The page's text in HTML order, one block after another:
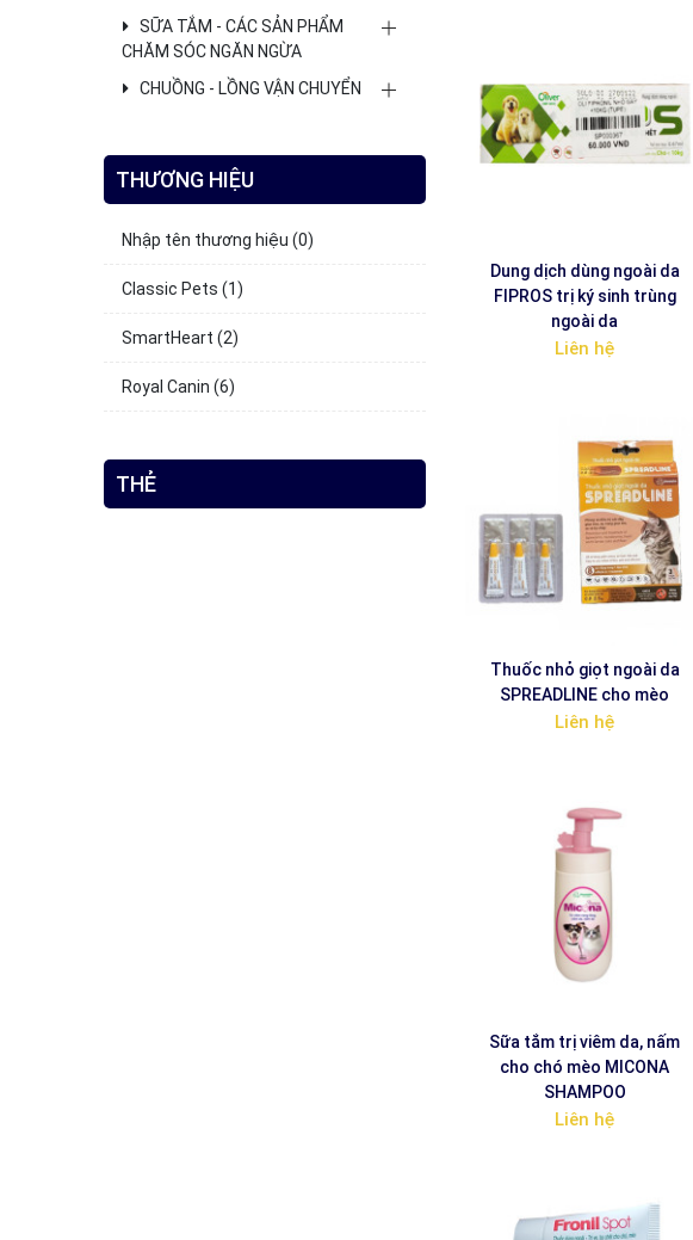
SỮA TẮM - CÁC SẢN PHẨM
CHĂM SÓC NGĂN NGỪA
CHUỒNG - LỒNG VẬN CHUYỂN
THƯƠNG HIỆU
Nhập tên thương hiệu (0)
Classic Pets (1)
SmartHeart (2)
Royal Canin (6)
THẺ
Dung dịch dùng ngoài da
FIPROS trị ký sinh trùng
ngoài da
Liên hệ
Thuốc nhỏ giọt ngoài da
SPREADLINE cho mèo
Liên hệ
Sữa tắm trị viêm da, nấm
cho chó mèo MICONA
SHAMPOO
Liên hệ